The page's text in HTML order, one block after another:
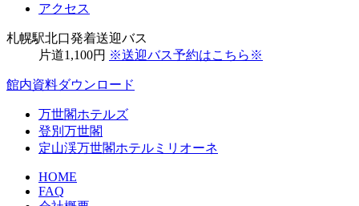
アクセス
札幌駅北口発着送迎バス
片道1,100円 ※送迎バス予約はこちら※
館内資料ダウンロード
万世閣ホテルズ
登別万世閣
定山渓万世閣ホテルミリオーネ
HOME
FAQ